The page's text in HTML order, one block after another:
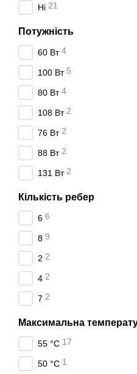
Ні 21
Потужність
60 Вт 4
100 Вт 5
80 Вт 4
108 Вт 2
76 Вт 2
88 Вт 2
131 Вт 2
Кількість ребер
6 6
8 9
2 2
4 2
7 2
Максимальна
55 °C 17
50 °C 1